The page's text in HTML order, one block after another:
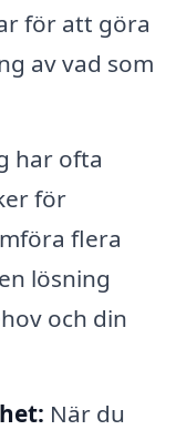
för att göra
av vad som
har ofta
för
flera
lösning
och din
När du